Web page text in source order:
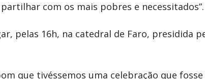
com os mais pobres e necessitados”.
pelas 16h, na catedral de Faro, presidida
que tivéssemos uma celebração que